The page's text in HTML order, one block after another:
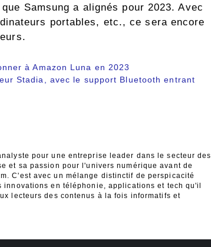
Samsung a alignés pour 2023. Avec
portables, etc., ce sera encore
à Amazon Luna en 2023
Stadia, avec le support Bluetooth entrant
pour une entreprise leader dans le secteur des
et sa passion pour l'univers numérique avant de
C'est avec un mélange distinctif de perspicacité
en téléphonie, applications et tech qu'il
lecteurs des contenus à la fois informatifs et